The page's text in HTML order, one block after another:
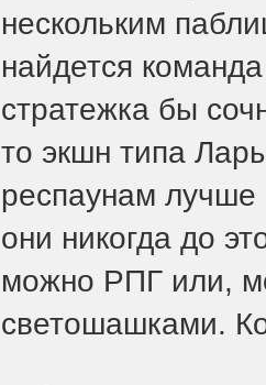
нескольким
найдется
стратежка бы
то экшн типа
респаунам лучше
они никогда до
можно РПГ или,
светошашками.